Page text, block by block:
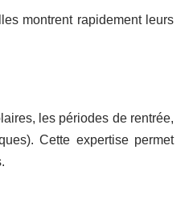
montrent rapidement leurs
les périodes de rentrée,
Cette expertise permet